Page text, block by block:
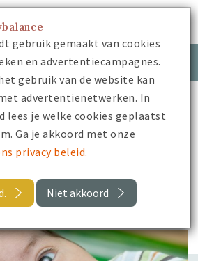
Meld je aan
zodra je hem in bed legt?
gebruik gemaakt van cookies
en advertentiecampagnes.
gebruik van de website kan
advertentienetwerken. In
lees je welke cookies geplaatst
Ga je akkoord met onze
privacy beleid.
Niet akkoord